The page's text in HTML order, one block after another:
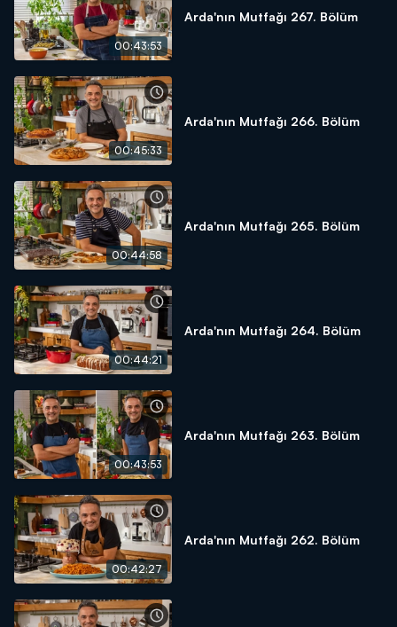
00:43:53
Arda'nın Mutfağı 267. Bölüm
00:45:33
Arda'nın Mutfağı 266. Bölüm
00:44:58
Arda'nın Mutfağı 265. Bölüm
00:44:21
Arda'nın Mutfağı 264. Bölüm
00:43:53
Arda'nın Mutfağı 263. Bölüm
00:42:27
Arda'nın Mutfağı 262. Bölüm